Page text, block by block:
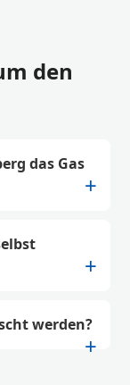
den
das Gas
werden?